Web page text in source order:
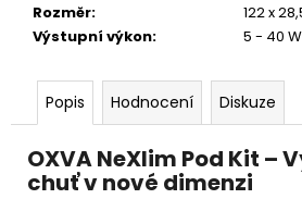
Rozměr:
122 x
Výstupní výkon: 5 - 40 W
Popis Hodnocení Diskuze
OXVA NeXlim Pod Kit –
chuť v nové dimenzi